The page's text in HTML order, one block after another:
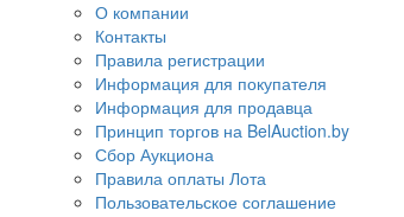
О компании
Контакты
Правила регистрации
Информация для покупателя
Информация для продавца
Принцип торгов на BelAuction.by
Сбор Аукциона
Правила оплаты Лота
Пользовательское соглашение